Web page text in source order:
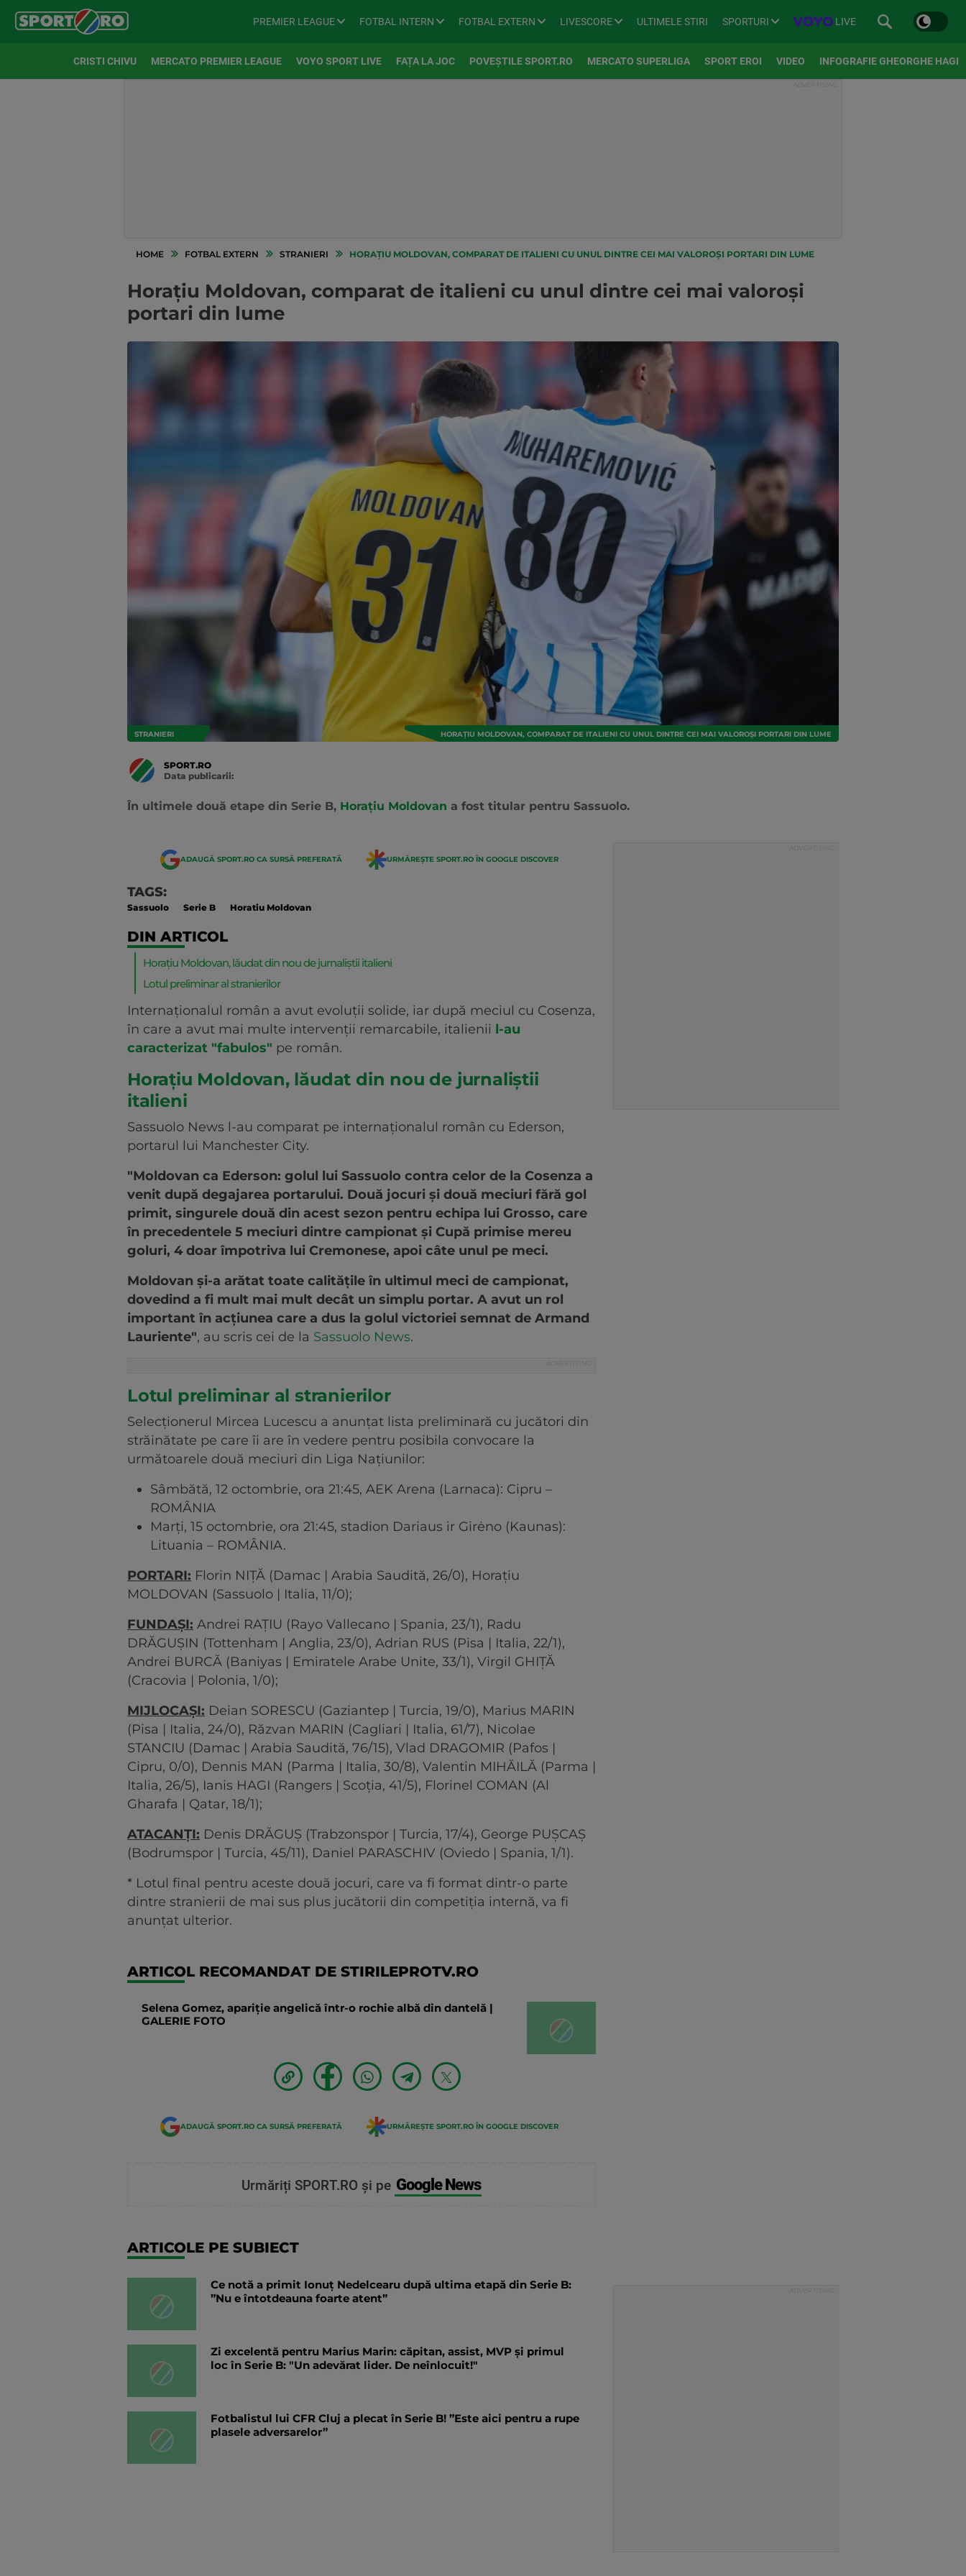
PREMIER LEAGUE FOTBAL INTERN FOTBAL EXTERN LIVESCORE ULTIMELE STIRI SPORTURI LIVE
CRISTI CHIVU MERCATO PREMIER LEAGUE VOYO SPORT LIVE FAȚA LA JOC POVEȘTILE SPORT.RO MERCATO SUPERLIGA SPORT EROI VIDEO INFOGRAFIE GHEORGHE HAGI
HOME FOTBAL EXTERN STRANIERI HORAȚIU MOLDOVAN, COMPARAT DE ITALIENI CU UNUL DINTRE CEI MAI VALOROȘI PORTARI DIN LUME
Horațiu Moldovan, comparat de italieni cu unul dintre cei mai valoroși
portari din lume
STRANIERI HORAȚIU MOLDOVAN, COMPARAT DE ITALIENI CU UNUL DINTRE CEI MAI VALOROȘI PORTARI DIN LUME
SPORT.RO
Data publicarii:
În ultimele două etape din Serie B, Horațiu Moldovan a fost titular pentru Sassuolo.
ADAUGĂ SPORT.RO CA SURSĂ PREFERATĂ URMĂREȘTE SPORT.RO ÎN GOOGLE DISCOVER
TAGS:
Sassuolo Serie B Horatiu Moldovan
DIN ARTICOL
Horațiu Moldovan, lăudat din nou de jurnaliștii italieni
Lotul preliminar al stranierilor
Internaționalul român a avut evoluții solide, iar după meciul cu Cosenza,
în care a avut mai multe intervenții remarcabile, italienii l-au
caracterizat "fabulos" pe român.
Horațiu Moldovan, lăudat din nou de jurnaliștii
italieni
Sassuolo News l-au comparat pe internaționalul român cu Ederson,
portarul lui Manchester City.
"Moldovan ca Ederson: golul lui Sassuolo contra celor de la Cosenza a
venit după degajarea portarului. Două jocuri și două meciuri fără gol
primit, singurele două din acest sezon pentru echipa lui Grosso, care
în precedentele 5 meciuri dintre campionat și Cupă primise mereu
goluri, 4 doar împotriva lui Cremonese, apoi câte unul pe meci.
Moldovan și-a arătat toate calitățile în ultimul meci de campionat,
dovedind a fi mult mai mult decât un simplu portar. A avut un rol
important în acțiunea care a dus la golul victoriei semnat de Armand
Lauriente", au scris cei de la Sassuolo News.
Lotul preliminar al stranierilor
Selecționerul Mircea Lucescu a anunțat lista preliminară cu jucători din
străinătate pe care îi are în vedere pentru posibila convocare la
următoarele două meciuri din Liga Națiunilor:
Sâmbătă, 12 octombrie, ora 21:45, AEK Arena (Larnaca): Cipru –
ROMÂNIA
Marți, 15 octombrie, ora 21:45, stadion Dariaus ir Girėno (Kaunas):
Lituania – ROMÂNIA.
PORTARI: Florin NIȚĂ (Damac | Arabia Saudită, 26/0), Horațiu
MOLDOVAN (Sassuolo | Italia, 11/0);
FUNDAȘI: Andrei RAȚIU (Rayo Vallecano | Spania, 23/1), Radu
DRĂGUȘIN (Tottenham | Anglia, 23/0), Adrian RUS (Pisa | Italia, 22/1),
Andrei BURCĂ (Baniyas | Emiratele Arabe Unite, 33/1), Virgil GHIȚĂ
(Cracovia | Polonia, 1/0);
MIJLOCAȘI: Deian SORESCU (Gaziantep | Turcia, 19/0), Marius MARIN
(Pisa | Italia, 24/0), Răzvan MARIN (Cagliari | Italia, 61/7), Nicolae
STANCIU (Damac | Arabia Saudită, 76/15), Vlad DRAGOMIR (Pafos |
Cipru, 0/0), Dennis MAN (Parma | Italia, 30/8), Valentin MIHĂILĂ (Parma |
Italia, 26/5), Ianis HAGI (Rangers | Scoția, 41/5), Florinel COMAN (Al
Gharafa | Qatar, 18/1);
ATACANȚI: Denis DRĂGUȘ (Trabzonspor | Turcia, 17/4), George PUȘCAȘ
(Bodrumspor | Turcia, 45/11), Daniel PARASCHIV (Oviedo | Spania, 1/1).
* Lotul final pentru aceste două jocuri, care va fi format dintr-o parte
dintre stranierii de mai sus plus jucătorii din competiția internă, va fi
anunțat ulterior.
ARTICOL RECOMANDAT DE STIRILEPROTV.RO
Selena Gomez, apariție angelică într-o rochie albă din dantelă |
GALERIE FOTO
ADAUGĂ SPORT.RO CA SURSĂ PREFERATĂ URMĂREȘTE SPORT.RO ÎN GOOGLE DISCOVER
Urmăriți SPORT.RO și pe Google News
ARTICOLE PE SUBIECT
Ce notă a primit Ionuț Nedelcearu după ultima etapă din Serie B:
”Nu e întotdeauna foarte atent”
Zi excelentă pentru Marius Marin: căpitan, assist, MVP și primul
loc în Serie B: "Un adevărat lider. De neînlocuit!"
Fotbalistul lui CFR Cluj a plecat în Serie B! ”Este aici pentru a rupe
plasele adversarelor”